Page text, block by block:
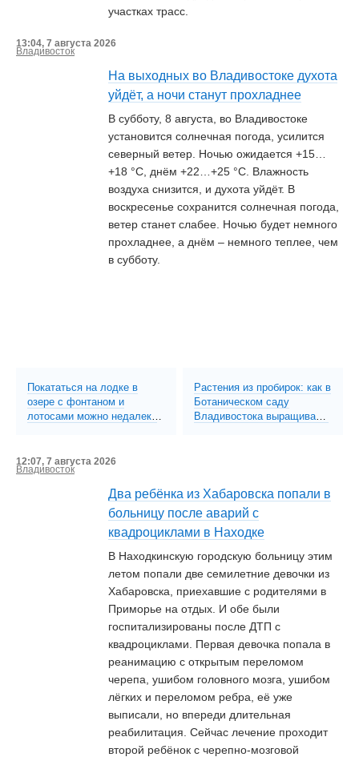
участках трасс.
13:04, 7 августа 2026
Владивосток
На выходных во Владивостоке духота
уйдёт, а ночи станут прохладнее
В субботу, 8 августа, во Владивостоке
установится солнечная погода, усилится
северный ветер. Ночью ожидается +15…
+18 °С, днём +22…+25 °С. Влажность
воздуха снизится, и духота уйдёт. В
воскресенье сохранится солнечная погода,
ветер станет слабее. Ночью будет немного
прохладнее, а днём – немного теплее, чем
в субботу.
Покататься на лодке в
озере с фонтаном и
лотосами можно недалеко
Растения из пробирок: как в
Ботаническом саду
Владивостока выращивают
12:07, 7 августа 2026
Владивосток
Два ребёнка из Хабаровска попали в
больницу после аварий с
квадроциклами в Находке
В Находкинскую городскую больницу этим
летом попали две семилетние девочки из
Хабаровска, приехавшие с родителями в
Приморье на отдых. И обе были
госпитализированы после ДТП с
квадроциклами. Первая девочка попала в
реанимацию с открытым переломом
черепа, ушибом головного мозга, ушибом
лёгких и переломом ребра, её уже
выписали, но впереди длительная
реабилитация. Сейчас лечение проходит
второй ребёнок с черепно-мозговой